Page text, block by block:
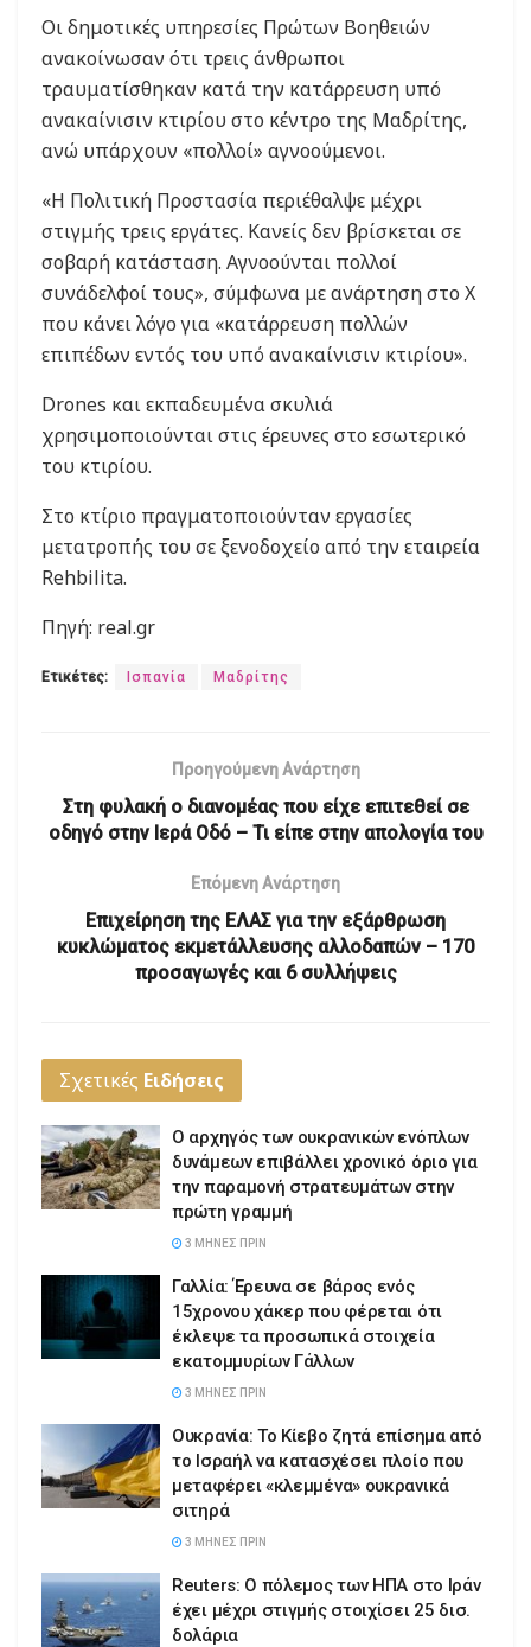
Οι δημοτικές υπηρεσίες Πρώτων Βοηθειών
ανακοίνωσαν ότι τρεις άνθρωποι
τραυματίσθηκαν κατά την κατάρρευση υπό
ανακαίνισιν κτιρίου στο κέντρο της Μαδρίτης,
ανώ υπάρχουν «πολλοί» αγνοούμενοι.
«Η Πολιτική Προστασία περιέθαλψε μέχρι
στιγμής τρεις εργάτες. Κανείς δεν βρίσκεται σε
σοβαρή κατάσταση. Αγνοούνται πολλοί
συνάδελφοί τους», σύμφωνα με ανάρτηση στο Χ
που κάνει λόγο για «κατάρρευση πολλών
επιπέδων εντός του υπό ανακαίνισιν κτιρίου».
Drones και εκπαδευμένα σκυλιά
χρησιμοποιούνται στις έρευνες στο εσωτερικό
του κτιρίου.
Στο κτίριο πραγματοποιούνταν εργασίες
μετατροπής του σε ξενοδοχείο από την εταιρεία
Rehbilita.
Πηγή: real.gr
Ετικέτες: Ισπανία Μαδρίτης
Προηγούμενη Ανάρτηση
Στη φυλακή ο διανομέας που είχε επιτεθεί σε
οδηγό στην Ιερά Οδό – Τι είπε στην απολογία του
Επόμενη Ανάρτηση
Επιχείρηση της ΕΛΑΣ για την εξάρθρωση
κυκλώματος εκμετάλλευσης αλλοδαπών – 170
προσαγωγές και 6 συλλήψεις
Σχετικές Ειδήσεις
Ο αρχηγός των ουκρανικών ενόπλων
δυνάμεων επιβάλλει χρονικό όριο για
την παραμονή στρατευμάτων στην
πρώτη γραμμή
3 ΜΉΝΕΣ ΠΡΙΝ
Γαλλία: Έρευνα σε βάρος ενός
15χρονου χάκερ που φέρεται ότι
έκλεψε τα προσωπικά στοιχεία
εκατομμυρίων Γάλλων
3 ΜΉΝΕΣ ΠΡΙΝ
Ουκρανία: Το Κίεβο ζητά επίσημα από
το Ισραήλ να κατασχέσει πλοίο που
μεταφέρει «κλεμμένα» ουκρανικά
σιτηρά
3 ΜΉΝΕΣ ΠΡΙΝ
Reuters: Ο πόλεμος των ΗΠΑ στο Ιράν
έχει μέχρι στιγμής στοιχίσει 25 δισ.
δολάρια